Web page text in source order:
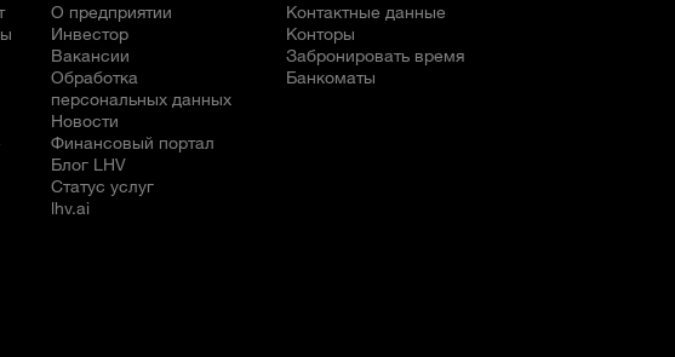
О предприятии
Инвестор
Вакансии
Обработка
персональных данных
Новости
Финансовый портал
Блог LHV
Статус услуг
lhv.ai
Контактные данные
Конторы
Забронировать время
Банкоматы